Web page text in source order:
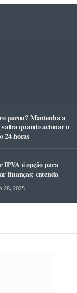
parou? Mantenha a
saiba quando acionar o
24 horas
IPVA é opção para
finanças; entenda
28, 2025